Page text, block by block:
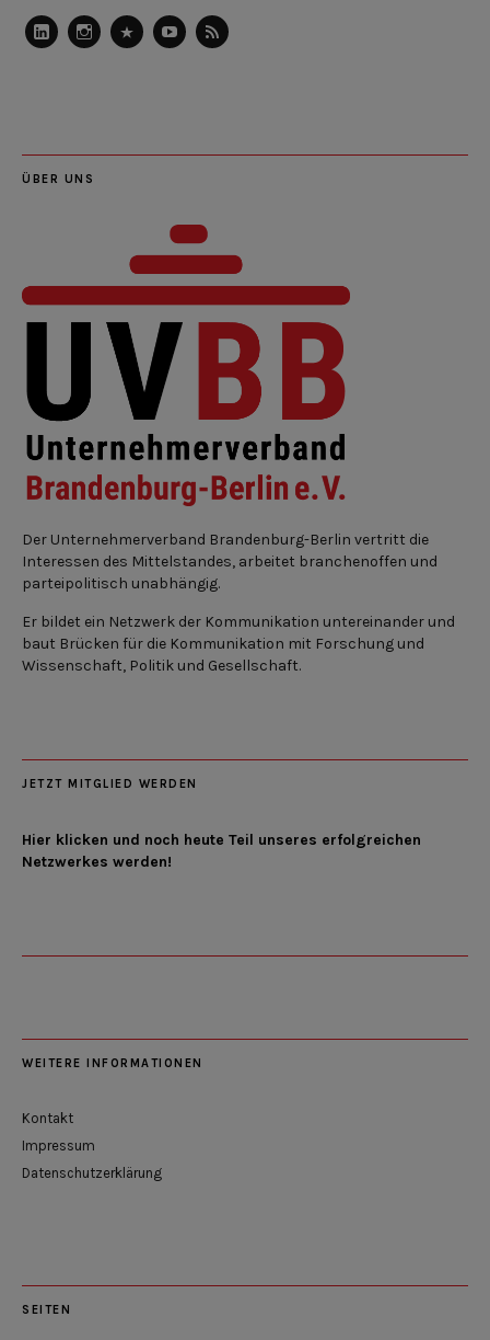
ÜBER UNS
Der Unternehmerverband Brandenburg-Berlin vertritt die
Interessen des Mittelstandes, arbeitet branchenoffen und
parteipolitisch unabhängig.
Er bildet ein Netzwerk der Kommunikation untereinander und
baut Brücken für die Kommunikation mit Forschung und
Wissenschaft, Politik und Gesellschaft.
JETZT MITGLIED WERDEN
Hier klicken und noch heute Teil unseres erfolgreichen
Netzwerkes werden!
WEITERE INFORMATIONEN
Kontakt
Impressum
Datenschutzerklärung
SEITEN